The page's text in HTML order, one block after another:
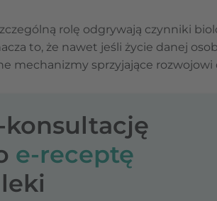
rolę odgrywają czynniki
to, że nawet jeśli życie danej
mechanizmy sprzyjające rozwojowi
konsultację
e-receptę